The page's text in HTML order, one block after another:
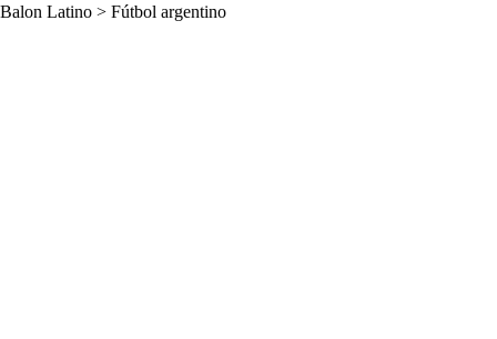
Balon Latino > Fútbol argentino